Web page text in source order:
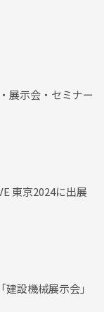
展示会・セミナー
東京2024に出展
設機械展示会」